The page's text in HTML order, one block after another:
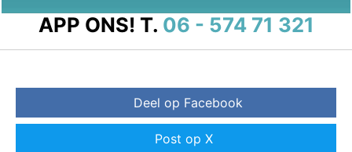
APP ONS! T. 06 - 574 71 321
Deel op Facebook
Post op X